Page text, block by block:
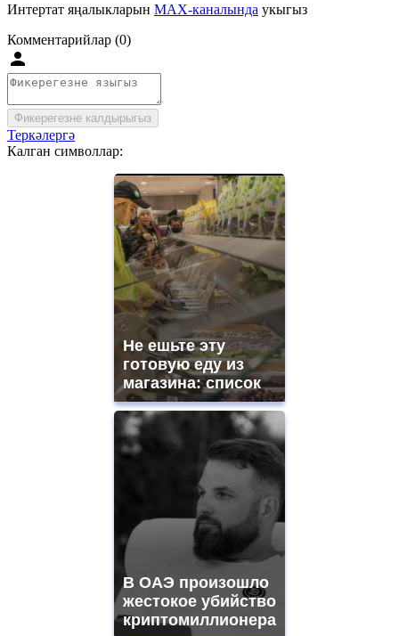
Интертат яңалыкларын MAX-каналында укыгыз
Комментарийлар (0)
Фикерегезне калдырыгыз
Теркәлергә
Калган символлар:
Не ешьте эту
готовую еду из
магазина: список
В ОАЭ произошло
жестокое убийство
криптомиллионера